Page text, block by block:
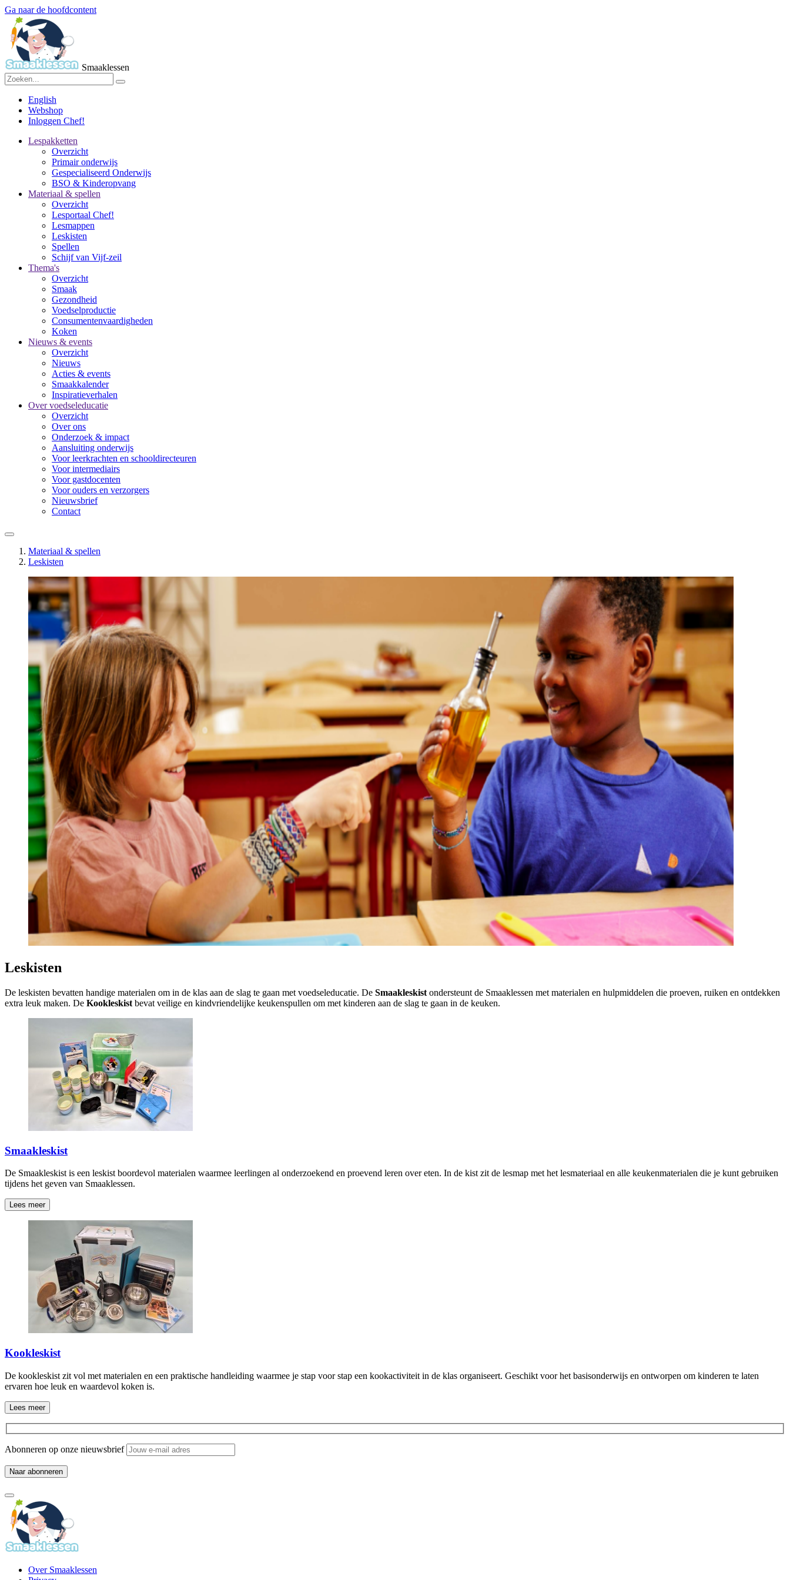
Ga naar de hoofdcontent
Smaaklessen
English
Webshop
Inloggen Chef!
Lespakketten
Overzicht
Primair onderwijs
Gespecialiseerd Onderwijs
BSO & Kinderopvang
Materiaal & spellen
Overzicht
Lesportaal Chef!
Lesmappen
Leskisten
Spellen
Schijf van Vijf-zeil
Thema's
Overzicht
Smaak
Gezondheid
Voedselproductie
Consumentenvaardigheden
Koken
Nieuws & events
Overzicht
Nieuws
Acties & events
Smaakkalender
Inspiratieverhalen
Over voedseleducatie
Overzicht
Over ons
Onderzoek & impact
Aansluiting onderwijs
Voor leerkrachten en schooldirecteuren
Voor intermediairs
Voor gastdocenten
Voor ouders en verzorgers
Nieuwsbrief
Contact
Materiaal & spellen
Leskisten
Leskisten
De leskisten bevatten handige materialen om in de klas aan de slag te gaan met voedseleducatie. De Smaakleskist ondersteunt de Smaaklessen met materialen en hulpmiddelen die proeven, ruiken en ontdekken
extra leuk maken. De Kookleskist bevat veilige en kindvriendelijke keukenspullen om met kinderen aan de slag te gaan in de keuken.
Smaakleskist
De Smaakleskist is een leskist boordevol materialen waarmee leerlingen al onderzoekend en proevend leren over eten. In de kist zit de lesmap met het lesmateriaal en alle keukenmaterialen die je kunt gebruiken
tijdens het geven van Smaaklessen.
Lees meer
Kookleskist
De kookleskist zit vol met materialen en een praktische handleiding waarmee je stap voor stap een kookactiviteit in de klas organiseert. Geschikt voor het basisonderwijs en ontworpen om kinderen te laten
ervaren hoe leuk en waardevol koken is.
Lees meer
Abonneren op onze nieuwsbrief
Over Smaaklessen